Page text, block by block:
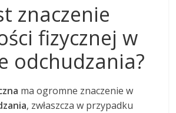
znaczenie
fizycznej w
odchudzania?
ma ogromne znaczenie w
, zwłaszcza w przypadku